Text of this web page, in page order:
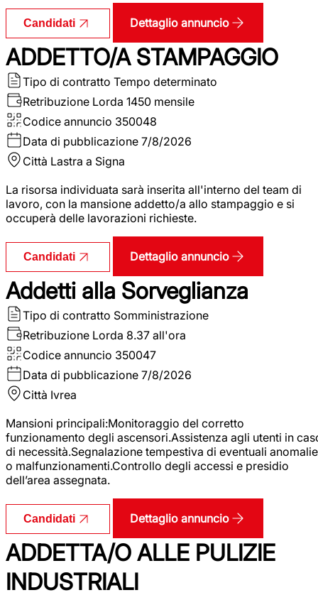
Candidati Dettaglio annuncio
ADDETTO/A STAMPAGGIO
Tipo di contratto Tempo determinato
Retribuzione Lorda 1450 mensile
Codice annuncio 350048
Data di pubblicazione 7/8/2026
Città Lastra a Signa
La risorsa individuata sarà inserita all'interno del team di
lavoro, con la mansione addetto/a allo stampaggio e si
occuperà delle lavorazioni richieste.
Candidati Dettaglio annuncio
Addetti alla Sorveglianza
Tipo di contratto Somministrazione
Retribuzione Lorda 8.37 all'ora
Codice annuncio 350047
Data di pubblicazione 7/8/2026
Città Ivrea
Mansioni principali:Monitoraggio del corretto
funzionamento degli ascensori.Assistenza agli utenti in
di necessità.Segnalazione tempestiva di eventuali anomalie
o malfunzionamenti.Controllo degli accessi e presidio
dell’area assegnata.
Candidati Dettaglio annuncio
ADDETTA/O ALLE PULIZIE
INDUSTRIALI